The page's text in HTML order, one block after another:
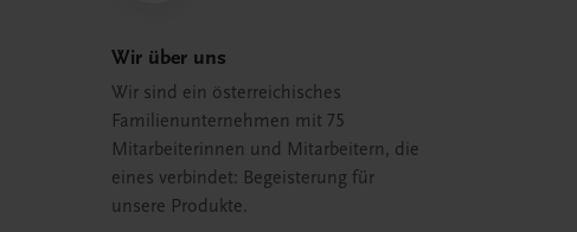
Wir über uns
Wir sind ein österreichisches
Familienunternehmen mit 75
Mitarbeiterinnen und Mitarbeitern, die
eines verbindet: Begeisterung für
unsere Produkte.